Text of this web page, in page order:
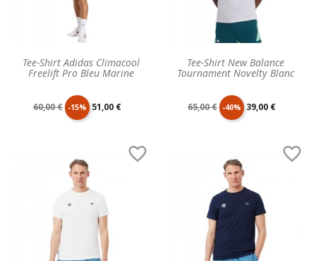
Tee-Shirt Adidas Climacool
Freelift Pro Bleu Marine
Prix
60,00 € -15% Prix
51,00 €
Tee-Shirt New Balance
Tournament Novelty Blanc
Prix
65,00 € -40% Prix
39,00 €
 